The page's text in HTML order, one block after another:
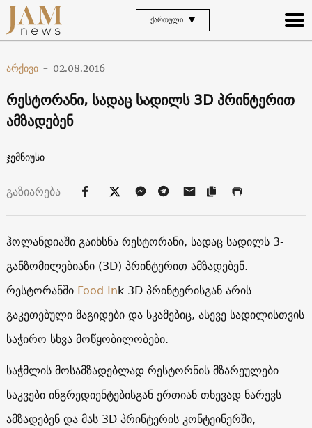
ᲥᲐᲠᲗᲣᲚᲘ
არქივი - 02.08.2016
რესტორანი, სადაც სადილს 3D პრინტერით
ამზადებენ
ჯემნიუსი
გაზიარება
ჰოლანდიაში გაიხსნა რესტორანი, სადაც სადილს 3-
განზომილებიანი (3D) პრინტერით ამზადებენ.
რესტორანში Food Ink 3D პრინტერისგან არის
გაკეთებული მაგიდები და სკამებიც, ასევე სადილისთვის
საჭირო სხვა მოწყობილობები.
საჭმლის მოსამზადებლად რესტორნის მზარეულები
საკვები ინგრედიენტებისგან ერთიან თხევად ნარევს
ამზადებენ და მას 3D პრინტერის კონტეინერში,